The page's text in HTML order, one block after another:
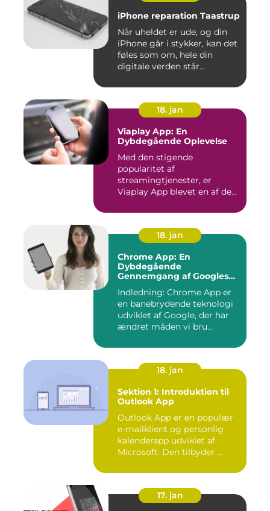
iPhone reparation Taastrup
Når uheldet er ude, og din
iPhone går i stykker, kan det
føles som om, hele din
digitale verden står...
18. jan
Viaplay App: En
Dybdegående Oplevelse
Med den stigende
popularitet af
streamingtjenester, er
Viaplay App blevet en af de
18. jan
Chrome App: En
Dybdegående
Gennemgang af Googles
applikationer
Indledning: Chrome App er
en banebrydende teknologi
udviklet af Google, der har
ændret måden vi bru...
18. jan
Sektion 1: Introduktion til
Outlook App
Outlook App er en populær
e-mailklient og personlig
kalenderapp udviklet af
Microsoft. Den tilbyder ...
17. jan